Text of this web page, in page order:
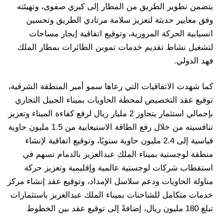
يتضمن تطوير الطريق من المطار إلى كبري صفوى، وتهيئته
وفق معايير حديثة لتعزيز سلامة مرتادي الطريق وتحسين
انسيابية الحركة المرورية، وتوقيع اتفاقية إيجار مساحات
لتشغيل نشاط تقديم خدمات تموين الطائرات بمطار الملك
فهد الدولي.
كما شهدت الاتفاقيات التي رعاها سمو أمير المنطقة الشرقية،
توقيع عقد التخصيص لمحطة الحاويات بميناء الجبيل التجاري
بإجمالي استثمار يتجاوز 2 مليار ريال لرفع كفاءة الميناء وتعزيز
تنافسيته من خلال رفع الطاقة الاستيعابية من 1.5 مليون حاوية
قياسية إلى 2.4 مليون حاوية سنويًا، وتوقيع اتفاقية لإنشاء
منطقة لوجستية بميناء الملك عبدالعزيز بالدمام تسهم في
استقطاب شركات لوجستية عالمية وإقليمية وتعزيز حركة
مناولة الحاويات ودعم سلاسل الإمداد، وتوقيع عقد إنشاء مركز
خدمات متكامل للشاحنات بميناء الملك عبدالعزيز باستثمارات
تبلغ 180 مليون ريال، إضافةً إلى توقيع عقد بين الخطوط